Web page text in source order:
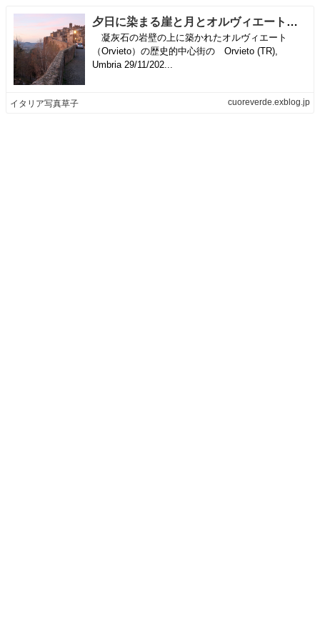
夕日に染まる崖と月とオルヴィエート大聖堂 | イタリア写真草子
凝灰石の岩壁の上に築かれたオルヴィエート
（Orvieto）の歴史的中心街の Orvieto (TR),
Umbria 29/11/202...
イタリア写真草子 cuoreverde.exblog.jp